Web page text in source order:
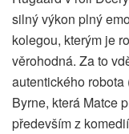
silný výkon plný
kolegou, kterým je
věrohodná. Za to
autentického
Byrne, která Matce
především z